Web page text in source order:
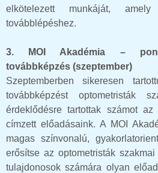
elkötelezett munkáját,
továbblépéshez.
3. MOI Akadémia –
továbbképzés (szeptember)
Szeptemberben sikeresen
továbbképzést optometristák
érdeklődésre tartottak számot
címzett előadásaink. A MOI
magas színvonalú,
erősítse az optometristák
tulajdonosok számára olyan